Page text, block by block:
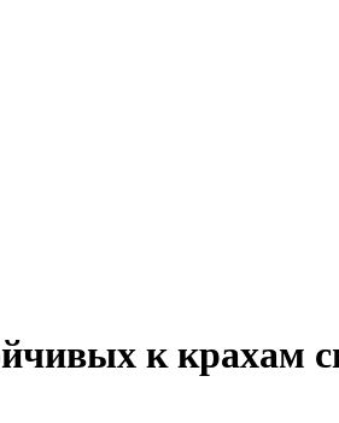
к крахам